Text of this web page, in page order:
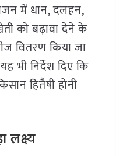
में धान, दलहन,
को बढ़ावा देने के
वितरण किया जा
भी निर्देश दिए कि
हितैषी होनी
लक्ष्य